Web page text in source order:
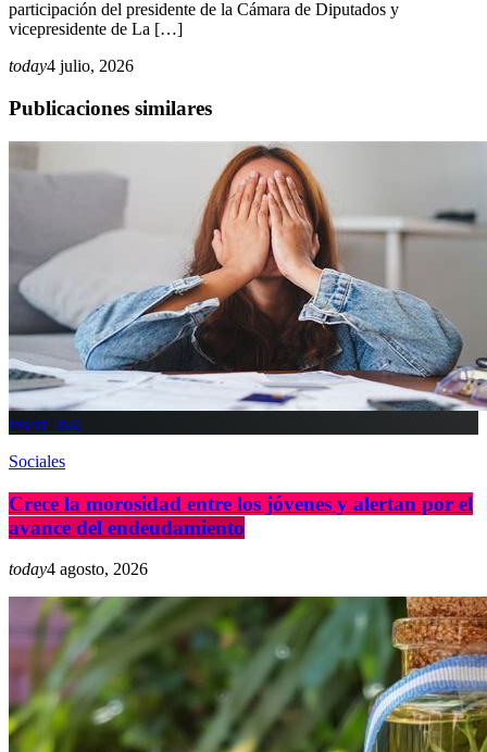
participación del presidente de la Cámara de Diputados y
vicepresidente de La […]
today4 julio, 2026
Publicaciones similares
insert_link
Sociales
Crece la morosidad entre los jóvenes y alertan por el
avance del endeudamiento
today4 agosto, 2026